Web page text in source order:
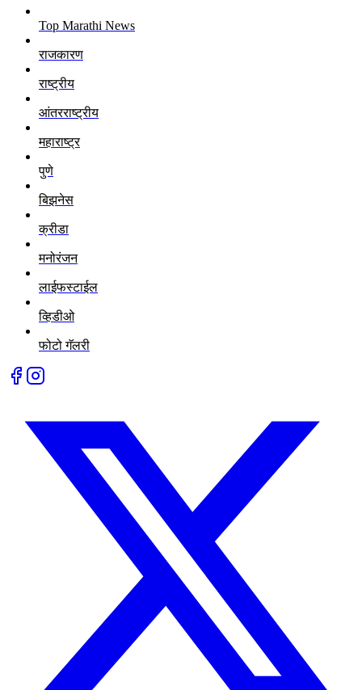
Top Marathi News
राजकारण
राष्ट्रीय
आंतरराष्ट्रीय
महाराष्ट्र
पुणे
बिझनेस
क्रीडा
मनोरंजन
लाईफस्टाईल
व्हिडीओ
फोटो गॅलरी